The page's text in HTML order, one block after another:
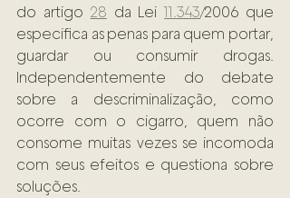
do artigo 28 da Lei 11.343/2006 que
especifica as penas para quem portar,
guardar ou consumir drogas.
Independentemente do debate
sobre a descriminalização, como
ocorre com o cigarro, quem não
consome muitas vezes se incomoda
com seus efeitos e questiona sobre
soluções.